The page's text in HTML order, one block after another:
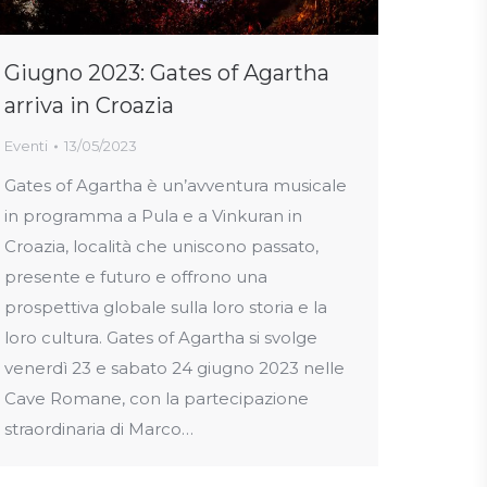
Giugno 2023: Gates of Agartha
arriva in Croazia
Eventi 13/05/2023
Gates of Agartha è un’avventura musicale
in programma a Pula e a Vinkuran in
Croazia, località che uniscono passato,
presente e futuro e offrono una
prospettiva globale sulla loro storia e la
loro cultura. Gates of Agartha si svolge
venerdì 23 e sabato 24 giugno 2023 nelle
Cave Romane, con la partecipazione
straordinaria di Marco…